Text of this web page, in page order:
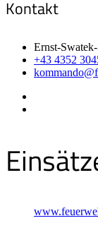
Kontakt
Ernst-
+43 4352